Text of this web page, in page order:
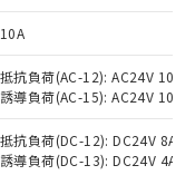
10A
抵抗負荷(AC-12): AC24V 10A/
誘導負荷(AC-15): AC24V
抵抗負荷(DC-12): DC24V 8A/
誘導負荷(DC-13): DC24V 4A/
10物質）の
能な商品で
予定のある